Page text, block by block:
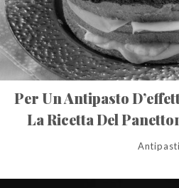
Per Un Antipasto
La Ricetta Del
Antipasti